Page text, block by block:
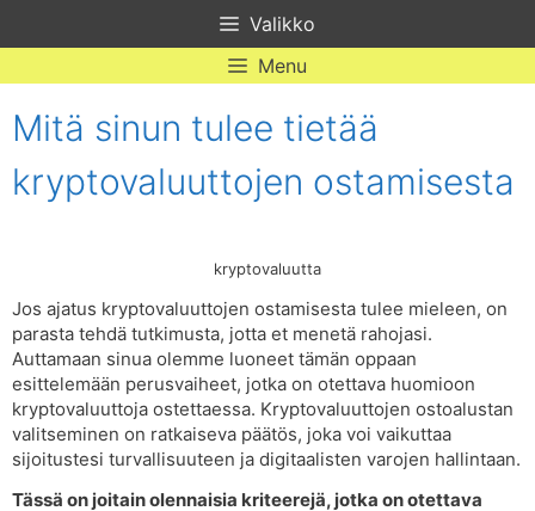
Valikko
Menu
Mitä sinun tulee tietää
kryptovaluuttojen ostamisesta
kryptovaluutta
Jos ajatus kryptovaluuttojen ostamisesta tulee mieleen, on
parasta tehdä tutkimusta, jotta et menetä rahojasi.
Auttamaan sinua olemme luoneet tämän oppaan
esittelemään perusvaiheet, jotka on otettava huomioon
kryptovaluuttoja ostettaessa. Kryptovaluuttojen ostoalustan
valitseminen on ratkaiseva päätös, joka voi vaikuttaa
sijoitustesi turvallisuuteen ja digitaalisten varojen hallintaan.
Tässä on joitain olennaisia ​​kriteerejä, jotka on otettava